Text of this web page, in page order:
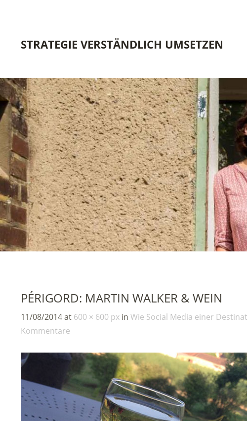
STRATEGIE VERSTÄNDLICH UMSETZEN
PÉRIGORD: MARTIN WALKER & WEIN
11/08/2014at 600 × 600 px in Wie Social Media einer
Kommentare